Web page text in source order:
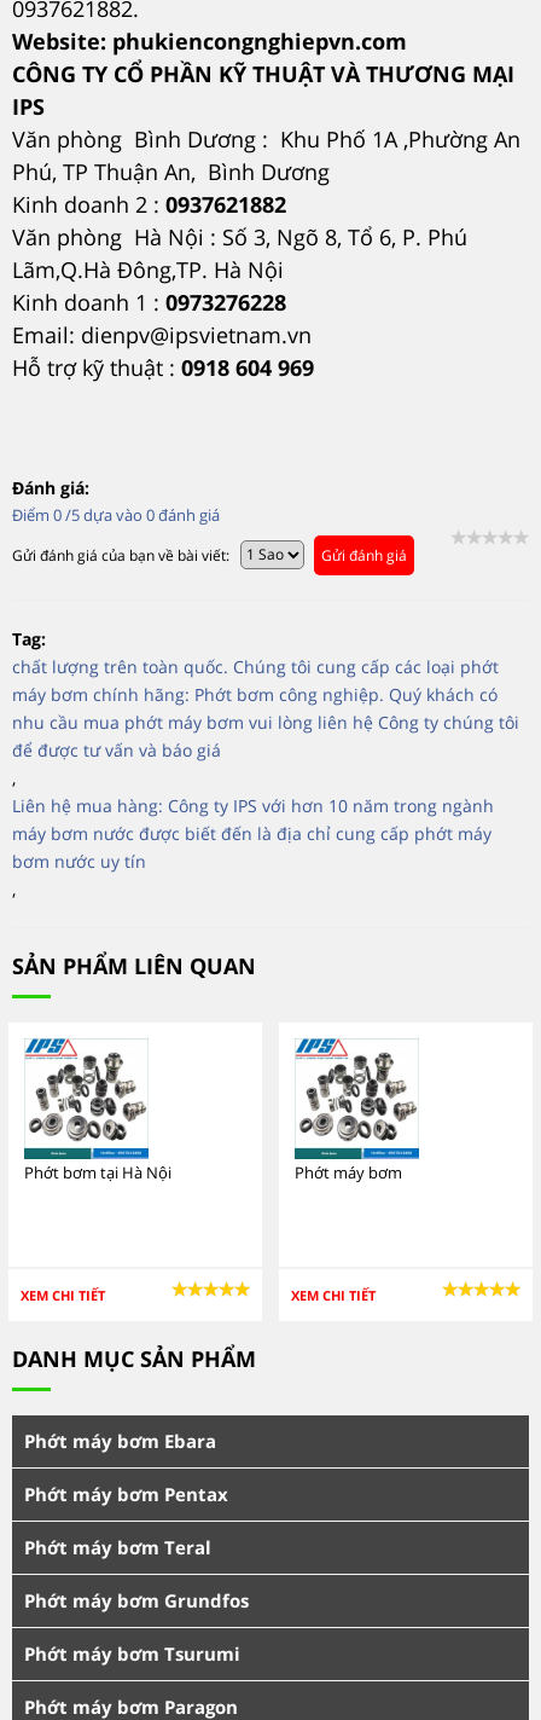
0937621882.
Website: phukiencongnghiepvn.com
CÔNG TY CỔ PHẦN KỸ THUẬT VÀ THƯƠNG MẠI
IPS
Văn phòng Bình Dương : Khu Phố 1A ,Phường An
Phú, TP Thuận An, Bình Dương
Kinh doanh 2 : 0937621882
Văn phòng Hà Nội : Số 3, Ngõ 8, Tổ 6, P. Phú
Lãm,Q.Hà Đông,TP. Hà Nội
Kinh doanh 1 : 0973276228
Email: dienpv@ipsvietnam.vn
Hỗ trợ kỹ thuật : 0918 604 969
Đánh giá:
Điểm 0/5 dựa vào 0đánh giá
Gửi đánh giá của bạn về bài viết: Gửi đánh giá
Tag:
chất lượng trên toàn quốc. Chúng tôi cung cấp các loại phớt
máy bơm chính hãng: Phớt bơm công nghiệp. Quý khách có
nhu cầu mua phớt máy bơm vui lòng liên hệ Công ty chúng tôi
để được tư vấn và báo giá
,
Liên hệ mua hàng: Công ty IPS với hơn 10 năm trong ngành
máy bơm nước được biết đến là địa chỉ cung cấp phớt máy
bơm nước uy tín
,
SẢN PHẨM LIÊN QUAN
Phớt bơm tại Hà Nội
XEM CHI TIẾT
Phớt máy bơm
XEM CHI TIẾT
DANH MỤC SẢN PHẨM
Phớt máy bơm Ebara
Phớt máy bơm Pentax
Phớt máy bơm Teral
Phớt máy bơm Grundfos
Phớt máy bơm Tsurumi
Phớt máy bơm Paragon